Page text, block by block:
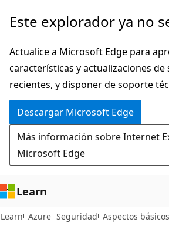
Ir
contenido
principal
Este explorador ya no
Actualice a Microsoft Edge para
características y actualizaciones de
recientes, y disponer de soporte
Descargar Microsoft Edge
Más información sobre Internet
Microsoft Edge
Learn
Learn Azure Seguridad Aspectos básicos